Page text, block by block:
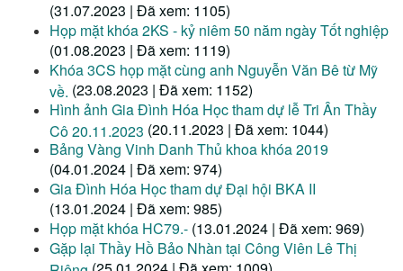
(31.07.2023 | Đã xem: 1105)
Họp mặt khóa 2KS - kỷ niêm 50 năm ngày Tốt nghiệp
(01.08.2023 | Đã xem: 1119)
Khóa 3CS họp mặt cùng anh Nguyễn Văn Bê từ Mỹ
về. (23.08.2023 | Đã xem: 1152)
Hình ảnh Gia Đình Hóa Học tham dự lễ Tri Ân Thầy
Cô 20.11.2023 (20.11.2023 | Đã xem: 1044)
Bảng Vàng Vinh Danh Thủ khoa khóa 2019
(04.01.2024 | Đã xem: 974)
Gia Đình Hóa Học tham dự Đại hội BKA II
(13.01.2024 | Đã xem: 985)
Họp mặt khóa HC79.- (13.01.2024 | Đã xem: 969)
Gặp lại Thầy Hồ Bảo Nhàn tại Công Viên Lê Thị